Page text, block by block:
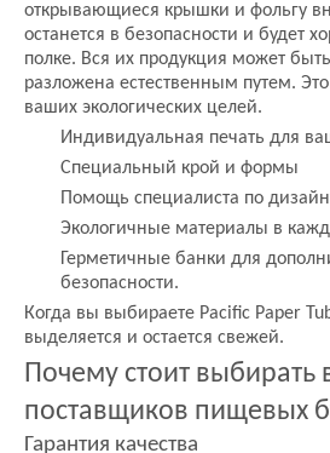
открывающиеся крышки и фольгу
останется в безопасности и будет
полке. Вся их продукция может
разложена естественным путем.
ваших экологических целей.
Индивидуальная печать для
Специальный крой и формы
Помощь специалиста по
Экологичные материалы в
Герметичные банки для
безопасности.
Когда вы выбираете Pacific Paper
выделяется и остается свежей.
Почему стоит выбирать
поставщиков пищевых
Гарантия качества